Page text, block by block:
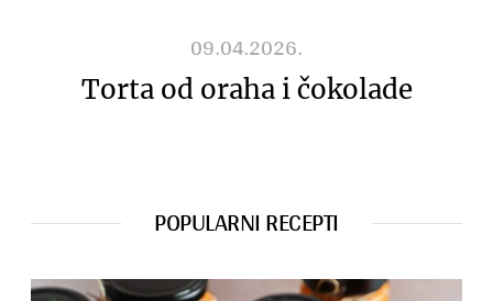
09.04.2026.
Torta od oraha i čokolade
POPULARNI RECEPTI